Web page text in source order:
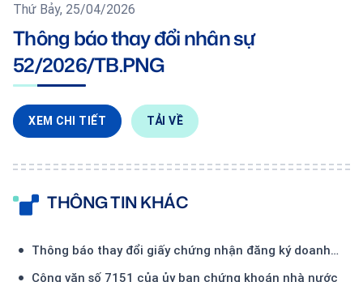
Thứ Bảy, 25/04/2026
Thông báo thay đổi nhân sự
52/2026/TB.PNG
XEM CHI TIẾT TẢI VỀ
THÔNG TIN KHÁC
Thông báo thay đổi giấy chứng nhận đăng ký doanh
Công văn số 7151 của ủy ban chứng khoán nhà nước